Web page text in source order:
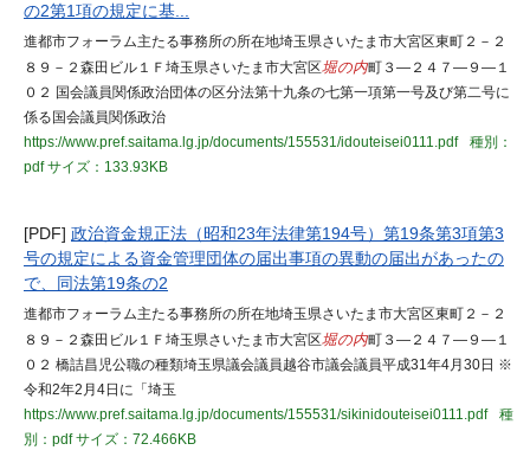
の2第1項の規定に基...
進都市フォーラム主たる事務所の所在地埼玉県さいたま市大宮区東町２－２
８９－２森田ビル１Ｆ埼玉県さいたま市大宮区堀の内町３―２４７―９―１
０２ 国会議員関係政治団体の区分法第十九条の七第一項第一号及び第二号に
係る国会議員関係政治
https://www.pref.saitama.lg.jp/documents/155531/idouteisei0111.pdf
種別：
pdfサイズ：133.93KB
[PDF] 政治資金規正法（昭和23年法律第194号）第19条第3項第3
号の規定による資金管理団体の届出事項の異動の届出があったの
で、同法第19条の2
進都市フォーラム主たる事務所の所在地埼玉県さいたま市大宮区東町２－２
８９－２森田ビル１Ｆ埼玉県さいたま市大宮区堀の内町３―２４７―９―１
０２ 橋詰昌児公職の種類埼玉県議会議員越谷市議会議員平成31年4月30日 ※
令和2年2月4日に「埼玉
https://www.pref.saitama.lg.jp/documents/155531/sikinidouteisei0111.pdf
種
別：pdfサイズ：72.466KB